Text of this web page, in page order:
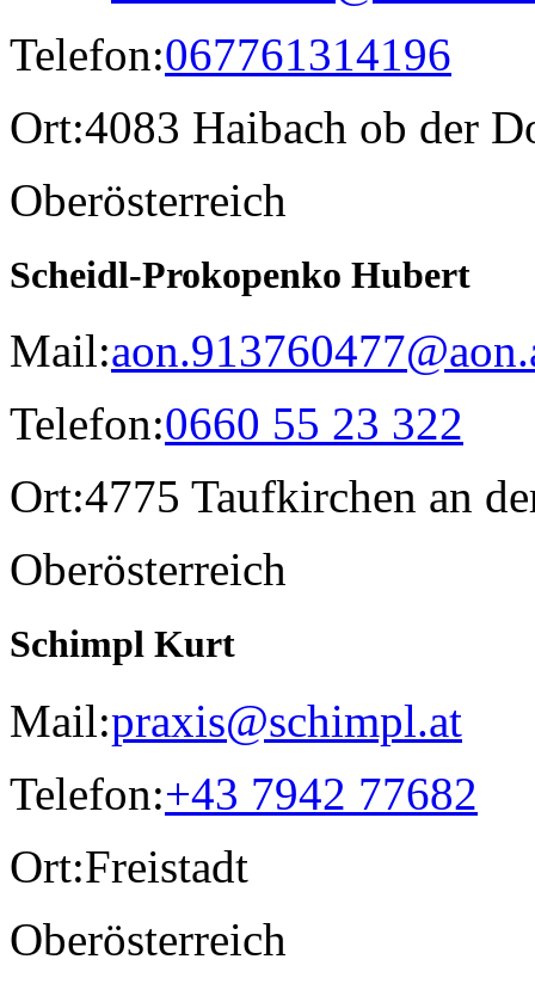
Telefon:067761314196
Ort:4083 Haibach ob der
Oberösterreich
Scheidl-Prokopenko Hubert
Mail:
Telefon:0660 55 23 322
Ort:4775 Taufkirchen an
Oberösterreich
Schimpl Kurt
Mail:praxis@schimpl.at
Telefon:+43 7942 77682
Ort:Freistadt
Oberösterreich